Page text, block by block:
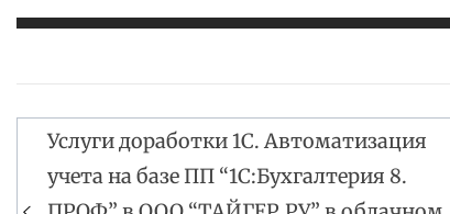
Навигация
по
Услуги доработки 1С. Автоматизация
учета на базе ПП “1С:Бухгалтерия 8.